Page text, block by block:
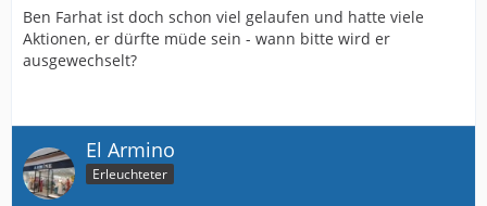
Ben Farhat ist doch schon viel gelaufen und hatte viele
Aktionen, er dürfte müde sein - wann bitte wird er
ausgewechselt?
El Armino
Erleuchteter